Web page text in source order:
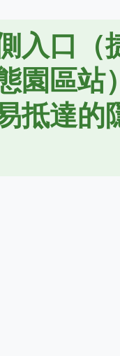
入口（
園區站
抵達的